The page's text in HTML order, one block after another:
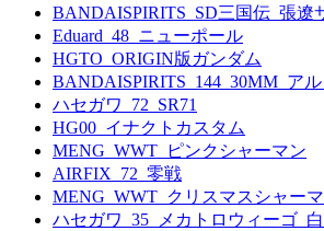
BANDAISPIRITS_SD三国伝_張遼
Eduard_48_ニューポール
HGTO_ORIGIN版ガンダム
BANDAISPIRITS_144_30MM_ア
ハセガワ_72_SR71
HG00_イナクトカスタム
MENG_WWT_ピンクシャーマン
AIRFIX_72_零戦
MENG_WWT_クリスマスシャー
ハセガワ_35_メカトロウィーゴ_